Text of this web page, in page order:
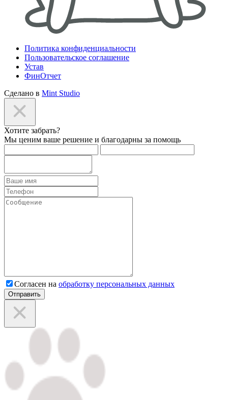
Политика конфиденциальности
Пользовательское соглашение
Устав
ФинОтчет
Сделано в Mint Studio
Хотите забрать?
Мы ценим ваше решение и благодарны за помощь
Согласен на обработку персональных данных
Отправить